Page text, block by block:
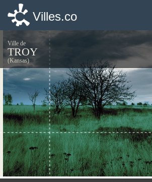
Villes.co
Ville de
TROY
(Kansas)
Villes.co